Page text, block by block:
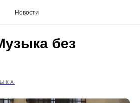
Новости
без